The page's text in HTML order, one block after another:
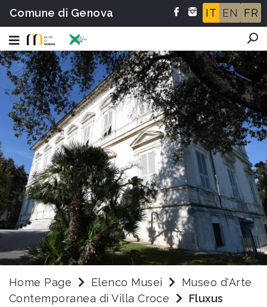
Comune di Genova IT EN FR
Home Page Elenco Musei
Museo d'Arte
Contemporanea di Villa Croce
Fluxus